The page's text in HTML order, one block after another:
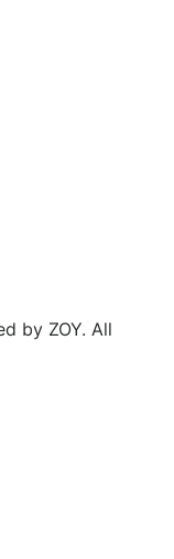
by ZOY. All